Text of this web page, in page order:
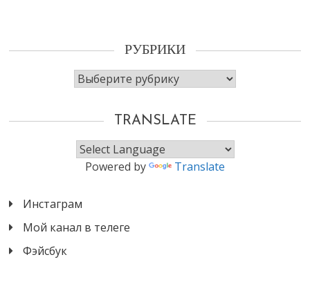
РУБРИКИ
Рубрики
TRANSLATE
Powered by Translate
Инстаграм
Мой канал в телеге
Фэйсбук